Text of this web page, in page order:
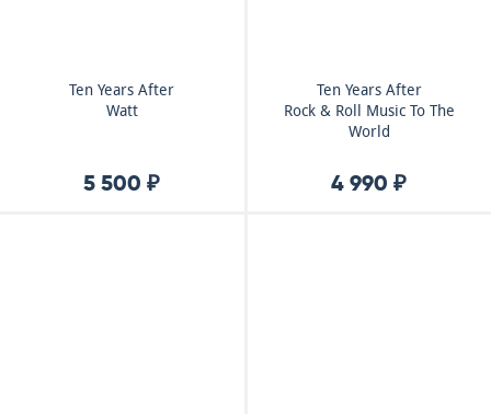
Ten Years After
Watt
5 500 ₽
Ten Years After
Rock & Roll Music To The
World
4 990 ₽